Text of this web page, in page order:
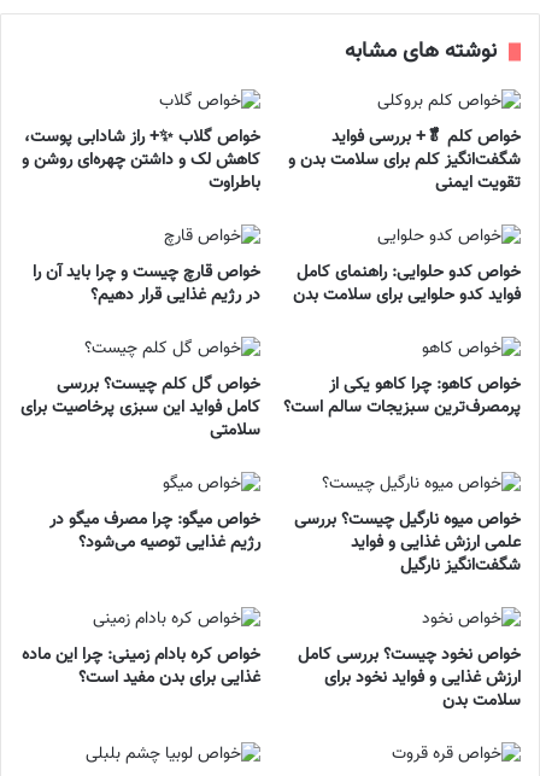
نوشته های مشابه
خواص کلم 🥬+ بررسی فواید
شگفت‌انگیز کلم برای سلامت بدن و
تقویت ایمنی
خواص گلاب ✨+ راز شادابی پوست،
کاهش لک و داشتن چهره‌ای روشن و
باطراوت
خواص کدو حلوایی: راهنمای کامل
فواید کدو حلوایی برای سلامت بدن
خواص قارچ چیست و چرا باید آن را
در رژیم غذایی قرار دهیم؟
خواص کاهو: چرا کاهو یکی از
پرمصرف‌ترین سبزیجات سالم است؟
خواص گل کلم چیست؟ بررسی
کامل فواید این سبزی پرخاصیت برای
سلامتی
خواص میوه نارگیل چیست؟ بررسی
علمی ارزش غذایی و فواید
شگفت‌انگیز نارگیل
خواص میگو: چرا مصرف میگو در
رژیم غذایی توصیه می‌شود؟
خواص نخود چیست؟ بررسی کامل
ارزش غذایی و فواید نخود برای
سلامت بدن
خواص کره بادام زمینی: چرا این ماده
غذایی برای بدن مفید است؟